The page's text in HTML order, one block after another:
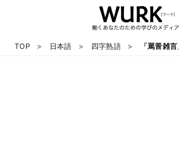
TOP 日本語 四字熟語 「罵詈雑